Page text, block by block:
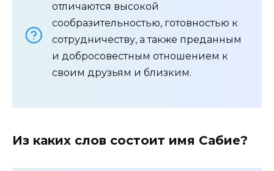
отличаются высокой
сообразительностью, готовностью к
сотрудничеству, а также преданным
и добросовестным отношением к
своим друзьям и близким.
Из каких слов состоит имя Сабие?